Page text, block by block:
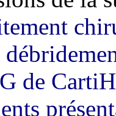
de